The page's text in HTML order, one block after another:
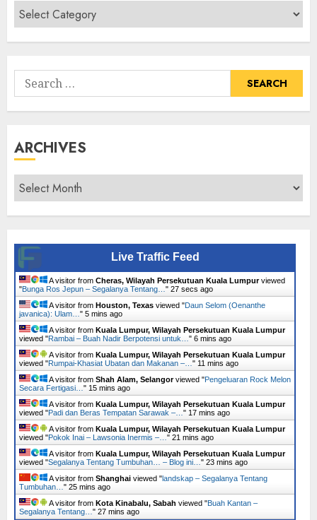
Cari
Senarai
Tumbuhan
Search
for:
ARCHIVES
Archives
Live Traffic Feed
A visitor from Cheras, Wilayah Persekutuan Kuala Lumpurviewed
"Bunga Ros Jepun – Segalanya Tentang… " 28 secs ago
A visitor from Houston, Texas viewed "Daun Selom (Oenanthe
javanica): Ulam… " 6 mins ago
A visitor from Kuala Lumpur, Wilayah Persekutuan Kuala Lumpur
viewed "Rambai – Buah Nadir Berpotensi untuk… " 6 mins ago
A visitor from Kuala Lumpur, Wilayah Persekutuan Kuala Lumpur
viewed "Rumpai-Khasiat Ubatan dan Makanan –… " 11 mins ago
A visitor from Shah Alam, Selangorviewed "Pengeluaran Rock Melon
Secara Fertigasi… " 15 mins ago
A visitor from Kuala Lumpur, Wilayah Persekutuan Kuala Lumpur
viewed "Padi dan Beras Tempatan Sarawak –… " 17 mins ago
A visitor from Kuala Lumpur, Wilayah Persekutuan Kuala Lumpur
viewed "Pokok Inai – Lawsonia Inermis –… " 21 mins ago
A visitor from Kuala Lumpur, Wilayah Persekutuan Kuala Lumpur
viewed "Segalanya Tentang Tumbuhan… – Blog ini… " 23 mins ago
A visitor from Shanghai viewed "landskap – Segalanya Tentang
Tumbuhan… " 25 mins ago
A visitor from Kota Kinabalu, Sabah viewed "Buah Kantan –
Segalanya Tentang… " 27 mins ago